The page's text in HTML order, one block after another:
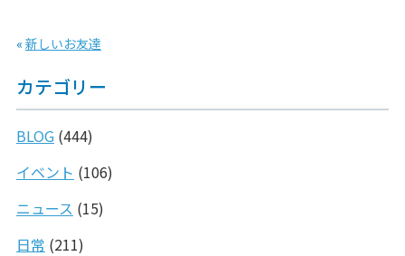
« 新しいお友達
カテゴリー
BLOG(444)
イベント (106)
ニュース (15)
日常 (211)